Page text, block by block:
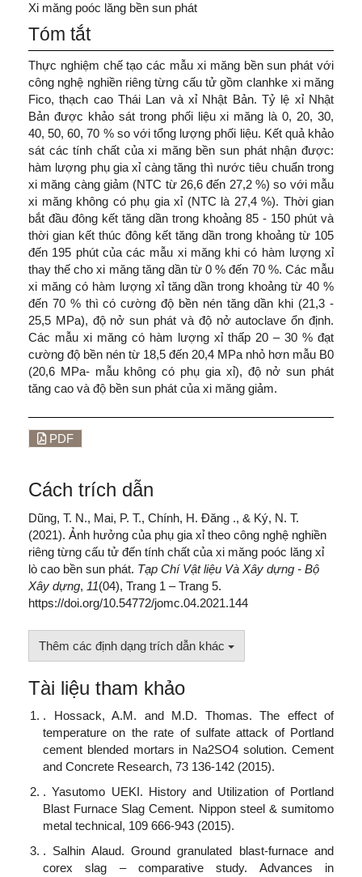
Xi măng poóc lăng bền sun phát
Tóm tắt
Thực nghiệm chế tạo các mẫu xi măng bền sun phát với
công nghệ nghiền riêng từng cấu tử gồm clanhke xi măng
Fico, thạch cao Thái Lan và xỉ Nhật Bản. Tỷ lệ xỉ Nhật
Bản được khảo sát trong phối liệu xi măng là 0, 20, 30,
40, 50, 60, 70 % so với tổng lượng phối liệu. Kết quả khảo
sát các tính chất của xi măng bền sun phát nhận được:
hàm lượng phụ gia xỉ càng tăng thì nước tiêu chuẩn trong
xi măng càng giảm (NTC từ 26,6 đến 27,2 %) so với mẫu
xi măng không có phụ gia xỉ (NTC là 27,4 %). Thời gian
bắt đầu đông kết tăng dần trong khoảng 85 - 150 phút và
thời gian kết thúc đông kết tăng dần trong khoảng từ 105
đến 195 phút của các mẫu xi măng khi có hàm lượng xỉ
thay thế cho xi măng tăng dần từ 0 % đến 70 %. Các mẫu
xi măng có hàm lượng xỉ tăng dần trong khoảng từ 40 %
đến 70 % thì có cường độ bền nén tăng dần khi (21,3 -
25,5 MPa), độ nở sun phát và độ nở autoclave ổn định.
Các mẫu xi măng có hàm lượng xỉ thấp 20 – 30 % đạt
cường độ bền nén từ 18,5 đến 20,4 MPa nhỏ hơn mẫu B0
(20,6 MPa- mẫu không có phụ gia xỉ), độ nở sun phát
tăng cao và độ bền sun phát của xi măng giảm.
PDF
Cách trích dẫn
Dũng, T. N., Mai, P. T., Chính, H. Đăng ., & Ký, N. T.
(2021). Ảnh hưởng của phụ gia xỉ theo công nghệ nghiền
riêng từng cấu tử đến tính chất của xi măng poóc lăng xỉ
lò cao bền sun phát. Tạp Chí Vật liệu Và Xây dựng - Bộ
Xây dựng, 11(04), Trang 1 – Trang 5.
https://doi.org/10.54772/jomc.04.2021.144
Thêm các định dạng trích dẫn khác
Tài liệu tham khảo
. Hossack, A.M. and M.D. Thomas. The effect of
temperature on the rate of sulfate attack of Portland
cement blended mortars in Na2SO4 solution. Cement
and Concrete Research, 73 136-142 (2015).
. Yasutomo UEKI. History and Utilization of Portland
Blast Furnace Slag Cement. Nippon steel & sumitomo
metal technical, 109 666-943 (2015).
. Salhin Alaud. Ground granulated blast-furnace and
corex slag – comparative study. Advances in